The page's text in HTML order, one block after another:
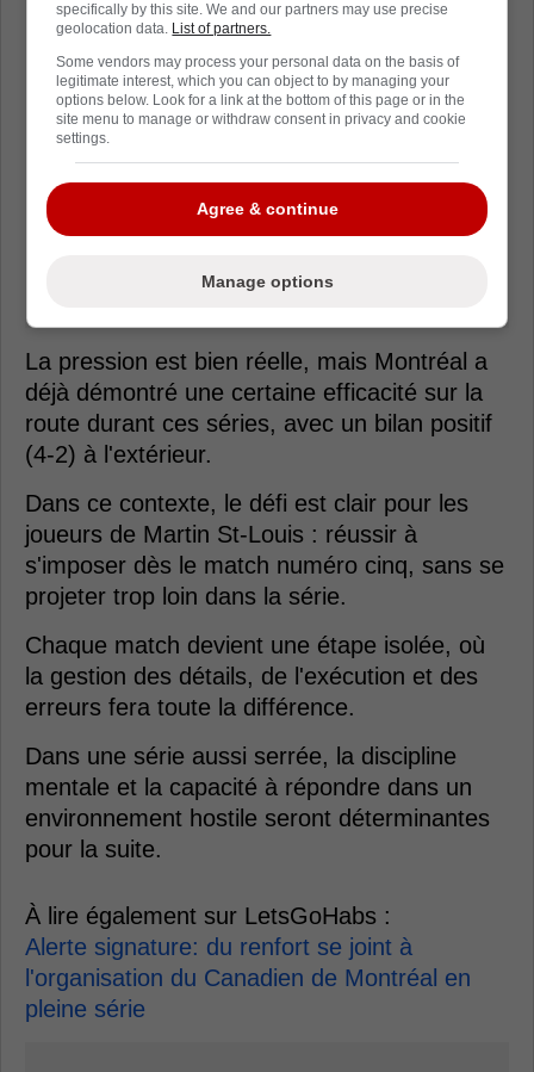
La pression est bien réelle, mais Montréal a
déjà démontré une certaine efficacité sur la
route durant ces séries, avec un bilan positif
(4-2) à l'extérieur.
Dans ce contexte, le défi est clair pour les
joueurs de Martin St-Louis : réussir à
s'imposer dès le match numéro cinq, sans se
projeter trop loin dans la série.
Chaque match devient une étape isolée, où
la gestion des détails, de l'exécution et des
erreurs fera toute la différence.
Dans une série aussi serrée, la discipline
mentale et la capacité à répondre dans un
environnement hostile seront déterminantes
pour la suite.
À lire également sur LetsGoHabs :
Alerte signature: du renfort se joint à
l'organisation du Canadien de Montréal en
pleine série
specifically by this site. We and our partners may use precise
geolocation data. List of partners.
Some vendors may process your personal data on the basis of
legitimate interest, which you can object to by managing your
options below. Look for a link at the bottom of this page or in the
site menu to manage or withdraw consent in privacy and cookie
settings.
Agree & continue
Manage options